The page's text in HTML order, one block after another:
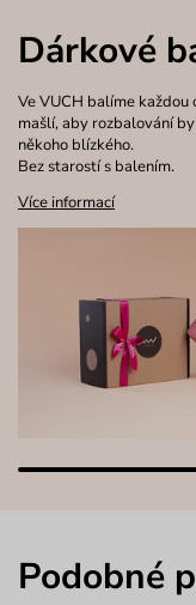
Dárkové
Ve VUCH balíme
mašlí, aby rozbalování
někoho blízkého.
Bez starostí s balením.
Více informací
Podobné